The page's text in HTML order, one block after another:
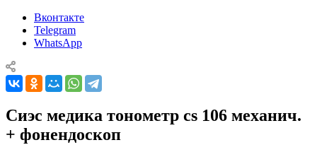
Вконтакте
Telegram
WhatsApp
Сиэс медика тонометр cs 106 механич.
+ фонендоскоп